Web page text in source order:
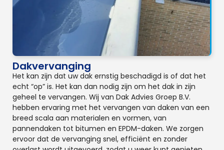
Dakvervanging
Het kan zijn dat uw dak ernstig beschadigd is of dat het
echt “op” is. Het kan dan nodig zijn om het dak in zijn
geheel te vervangen. Wij van Dak Advies Groep B.V.
hebben ervaring met het vervangen van daken van een
breed scala aan materialen en vormen, van
pannendaken tot bitumen en EPDM-daken. We zorgen
ervoor dat de vervanging snel, efficiënt en zonder